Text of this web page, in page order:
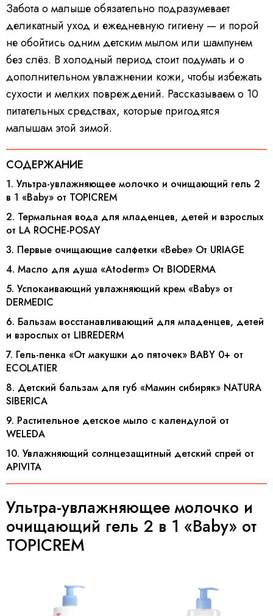
Забота о малыше обязательно подразумевает
деликатный уход и ежедневную гигиену — и порой
не обойтись одним детским мылом или шампунем
без слёз. В холодный период стоит подумать и о
дополнительном увлажнении кожи, чтобы избежать
сухости и мелких повреждений. Рассказываем о 10
питательных средствах, которые пригодятся
малышам этой зимой.
СОДЕРЖАНИЕ
1. Ультра-увлажняющее молочко и очищающий гель 2
в 1 «Baby» от TOPICREM
2. Термальная вода для младенцев, детей и взрослых
от LA ROCHE-POSAY
3. Первые очищающие салфетки «Bebe» От URIAGE
4. Масло для душа «Atoderm» От BIODERMA
5. Успокаивающий увлажняющий крем «Baby» от
DERMEDIC
6. Бальзам восстанавливающий для младенцев, детей
и взрослых от LIBREDERM
7. Гель-пенка «От макушки до пяточек» BABY 0+ от
ECOLATIER
8. Детский бальзам для губ «Мамин сибиряк» NATURA
SIBERICA
9. Растительное детское мыло с календулой от
WELEDA
10. Увлажняющий солнцезащитный детский спрей от
APIVITA
Ультра-увлажняющее молочко и
очищающий гель 2 в 1 «Baby» от
TOPICREM